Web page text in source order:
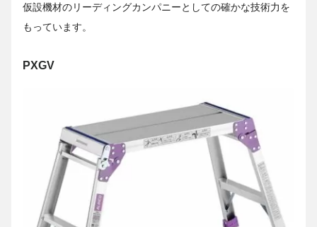
仮設機材のリーディングカンパニーとしての確かな技術力を
もっています。
PXGV